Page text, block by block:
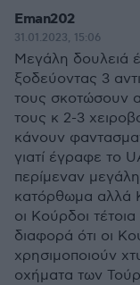
Eman202
31.01.2023, 15:06
Μεγάλη δουλειά
ξοδεύοντας 3
τους σκοτώσουν
τους κ 2-3
κάνουν
γιατί έγραφε το
περίμεναν
κατόρθωμα
οι Κούρδοι
διαφορά ότι οι
χρησιμοποιούν
οχήματα των